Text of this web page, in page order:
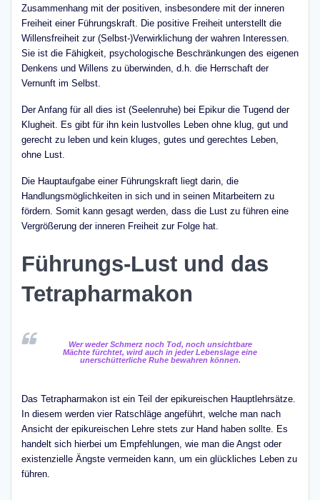
Zusammenhang mit der positiven, insbesondere mit der inneren
Freiheit einer Führungskraft. Die positive Freiheit unterstellt die
Willensfreiheit zur (Selbst-)Verwirklichung der wahren Interessen.
Sie ist die Fähigkeit, psychologische Beschränkungen des eigenen
Denkens und Willens zu überwinden, d.h. die Herrschaft der
Vernunft im Selbst.
Der Anfang für all dies ist (Seelenruhe) bei Epikur die Tugend der
Klugheit. Es gibt für ihn kein lustvolles Leben ohne klug, gut und
gerecht zu leben und kein kluges, gutes und gerechtes Leben,
ohne Lust.
Die Hauptaufgabe einer Führungskraft liegt darin, die
Handlungsmöglichkeiten in sich und in seinen Mitarbeitern zu
fördern. Somit kann gesagt werden, dass die Lust zu führen eine
Vergrößerung der inneren Freiheit zur Folge hat.
Führungs-Lust und das
Tetrapharmakon
Wer weder Schmerz noch Tod, noch unsichtbare
Mächte fürchtet, wird auch in jeder Lebenslage eine
unerschütterliche Ruhe bewahren können.
Das Tetrapharmakon ist ein Teil der epikureischen Hauptlehrsätze.
In diesem werden vier Ratschläge angeführt, welche man nach
Ansicht der epikureischen Lehre stets zur Hand haben sollte. Es
handelt sich hierbei um Empfehlungen, wie man die Angst oder
existenzielle Ängste vermeiden kann, um ein glückliches Leben zu
führen.